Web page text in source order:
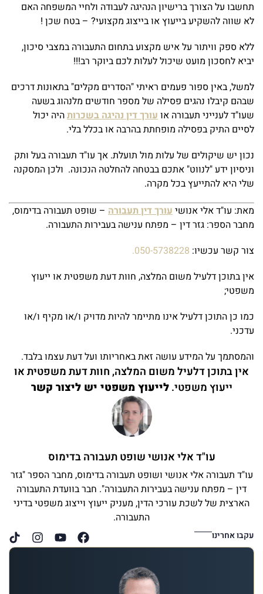
תחשבו על הצורך ברישיון הנהיגה לעבודה ולחיי המשפחה האם
לא שווה להשקיע בייעוץ או בייצוג מקצועי? – בטח שכן !
ללא ספק וויתור על איש מקצוע בתחום התעבורה במצבי סיכון,
יביא לחסכון מועט שיכול לעלות לכם ביוקר רב!!!
למשל, באין ספור פעמים ראיתי "הסדרים מקלים" בתאונות דרכים
שבהם קיבלו נהגים פסילה של מספר חודשים מלנהוג בשעה
שעו"ד לענייני תעבורה או עורך דין נהיגה בשכרותהיה יכול
לסיים התיק בפסילה מופחתת בהרבה או בכלל בלי.
נכון יש שיקולים של עלות מול תועלת. אך עו"ד תעבורה בעל ותק
וניסיון ידע "לנווט" אתכם בבטחה להחלטה הנכונה. ולכן המסקנה
שלי היא להתייעץ בכל מקרה.
מאת: עו"ד אלי אנושי עורך דין תעבורה – שופט תעבורה בדימוס,
מחבר הספר: גזר דין – מפתח ענישה בעבירות התעבורה.
צור קשר עכשיו:
אין בתוכן דלעיל משום המלצה, חוות דעת משפטית או ייעוץ
משפטי;
כמו כן התוכן דלעיל אינו מתיימר להיות מדויק ו/או מקיף ו/או
עדכני.
והמסתמך על המידע עושה זאת באחריותו ועל דעת עצמו בלבד.
אין בתוכן דלעיל משום המלצה, חוות דעת משפטית או
ייעוץ משפטי.לייעוץ משפטי יש ליצור קשר
עו"ד אלי אנושי שופט תעבורה בדימוס
עו"ד תעבורה אלי אנושי ושופט תעבורה בדימוס, מחבר הספר "גזר
דין – מפתח ענישה בעבירות התעבורה". חבר בוועדת התעבורה
הארצית של לשכת עורכי הדין, מעניק ייעוץ וייצוג משפטי בדיני
התעבורה.
עקבו אחרינו